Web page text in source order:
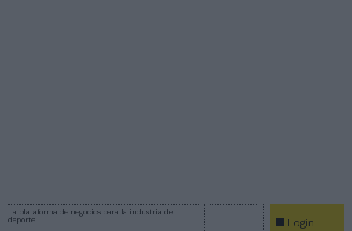
La plataforma de negocios para la industria del
deporte
Login